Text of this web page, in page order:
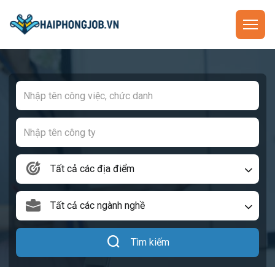
Tất cả các địa điểm
Tất cả các ngành nghề
Tìm kiếm